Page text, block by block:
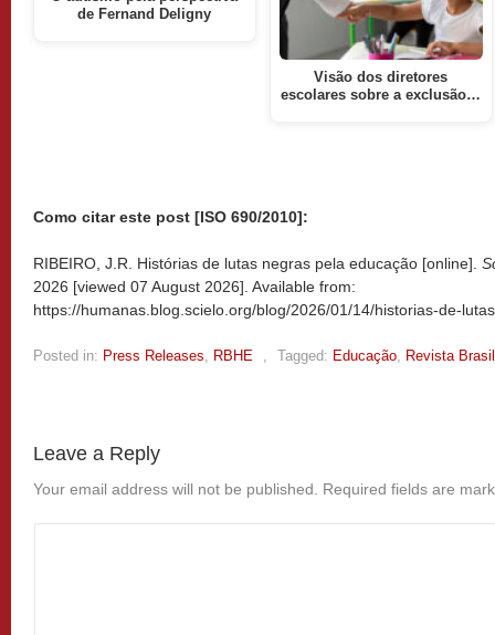
de Fernand Deligny
Visão dos diretores
escolares sobre a exclusão…
Como citar este post [ISO 690/2010]:
RIBEIRO, J.R. Histórias de lutas negras pela educação [online].
2026 [viewed 07 August 2026]. Available from:
https://humanas.blog.scielo.org/blog/2026/01/14/historias-de-
Posted in: Press Releases RBHE Tagged: Educação Revista
Leave a Reply
Your email address will not be published. Required fields are